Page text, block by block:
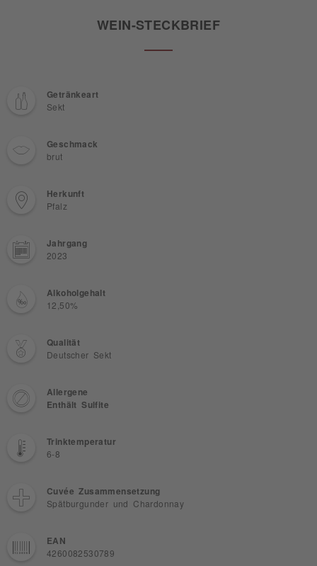
WEIN-STECKBRIEF
Getränkeart
Sekt
Geschmack
brut
Herkunft
Pfalz
Jahrgang
2023
Alkoholgehalt
12,50%
Qualität
Deutscher Sekt
Allergene
Enthält Sulfite
Trinktemperatur
6-8
Cuvée Zusammensetzung
Spätburgunder und Chardonnay
EAN
4260082530789